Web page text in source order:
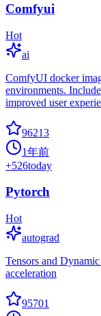
Comfyui
Hot
ai
ComfyUI docker
environments.
improved user
96213
1年前
+526today
Pytorch
Hot
autograd
Tensors and
acceleration
95701